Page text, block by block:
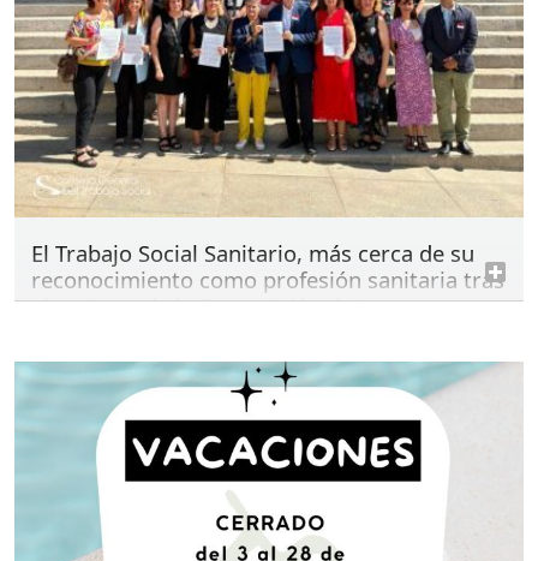
El Trabajo Social Sanitario, más cerca de su
reconocimiento como profesión sanitaria tras
el registro de la Proposición de Ley
Proposición de Ley para el reconocimiento del
trabajo social sanitario y de biología como
profesiones sanitarias registrada en el Congreso
de los Diputados.